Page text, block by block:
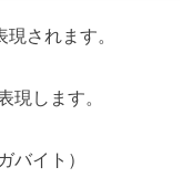
されます。
現します。
バイト）